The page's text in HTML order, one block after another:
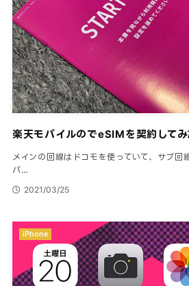
楽天モバイルのでeSIMを契約してみ
メインの回線はドコモを使っていて、サブ
バ…
2021/03/25
iPhone